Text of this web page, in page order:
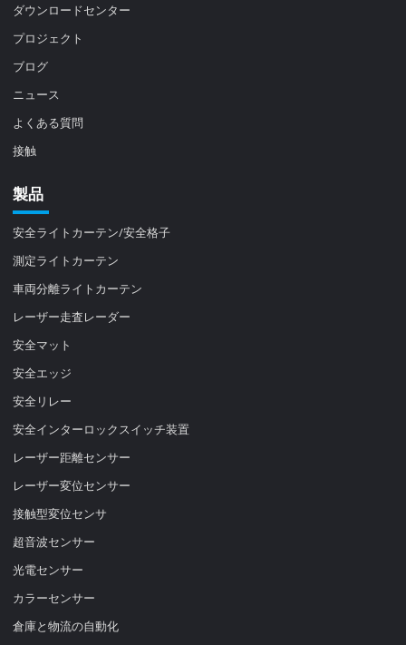
ダウンロードセンター
プロジェクト
ブログ
ニュース
よくある質問
接触
製品
安全ライトカーテン/安全格子
測定ライトカーテン
車両分離ライトカーテン
レーザー走査レーダー
安全マット
安全エッジ
安全リレー
安全インターロックスイッチ装置
レーザー距離センサー
レーザー変位センサー
接触型変位センサ
超音波センサー
光電センサー
カラーセンサー
倉庫と物流の自動化